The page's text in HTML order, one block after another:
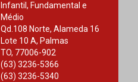
Infantil, Fundamental e
Médio
Qd.108 Norte, Alameda 16
Lote 10 A, Palmas
TO, 77006-902
(63) 3236-5366
(63) 3236-5340